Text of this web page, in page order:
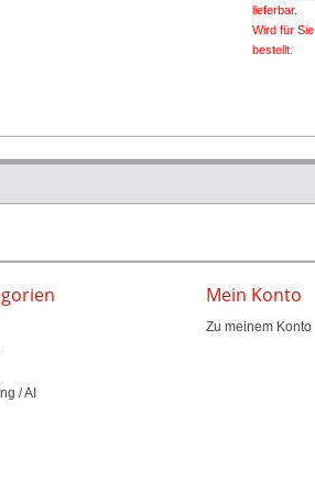
lieferbar.
Wird für Sie
bestellt.
/ AI
Mein Konto
Zu meinem Konto